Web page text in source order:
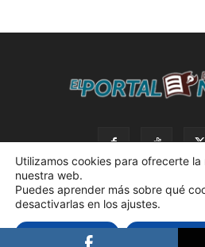
© 2023 El Portal de la Noticia. Todos
Política de privacidad. |
Utilizamos cookies para ofrecerte
nuestra web.
Puedes aprender más sobre qué
desactivarlas en los ajustes.
Aceptar cookies